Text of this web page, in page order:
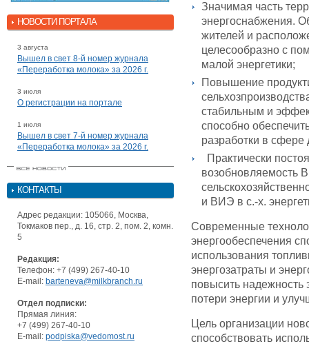
НОВОСТИ ПОРТАЛА
3 августа
Вышел в свет 8-й номер журнала
«Переработка молока» за 2026 г.
3 июля
О регистрации на портале
1 июля
Вышел в свет 7-й номер журнала
«Переработка молока» за 2026 г.
КОНТАКТЫ
Адрес редакции: 105066, Москва,
Токмаков пер., д. 16, стр. 2, пом. 2, комн.
5
Редакция:
Телефон: +7 (499) 267-40-10
E-mail: barteneva@milkbranch.ru
Отдел подписки:
Прямая линия:
+7 (499) 267-40-10
E-mail: podpiska@vedomost.ru
Значимая часть
энергоснабжения.
жителей и
целесообразно с
малой энергетики;
Повышение
стабильным и
способно
разработки в сфере
Практически
возобновляемость
и ВИЭ в с.-х.
Современные
энергообеспечения
использования
энергозатраты и
повысить надежность
потери энергии и
Цель организации
способствовать